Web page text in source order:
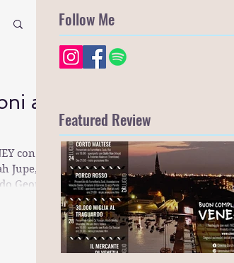
a
con
Jupe,
George
Follow Me
Featured Review